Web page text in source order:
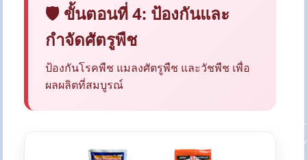
🛡️ ขั้นตอนที่ 4: ป้องกันและ
กำจัดศัตรูพืช
ป้องกันโรคพืช แมลงศัตรูพืช และวัชพืช เพื่อ
ผลผลิตที่สมบูรณ์